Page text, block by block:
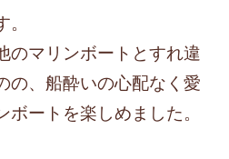
のマリンボートとすれ違
の、船酔いの心配なく愛
ートを楽しめました。